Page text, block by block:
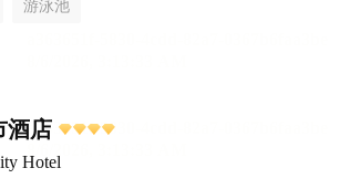
游泳池
酒店
Hotel